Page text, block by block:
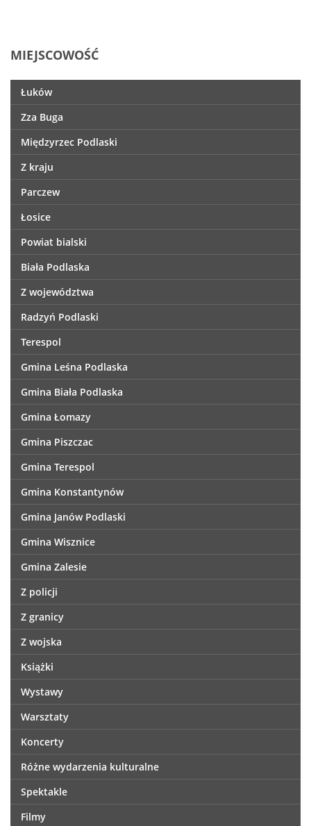
MIEJSCOWOŚĆ
Łuków
Zza Buga
Międzyrzec Podlaski
Z kraju
Parczew
Łosice
Powiat bialski
Biała Podlaska
Z województwa
Radzyń Podlaski
Terespol
Gmina Leśna Podlaska
Gmina Biała Podlaska
Gmina Łomazy
Gmina Piszczac
Gmina Terespol
Gmina Konstantynów
Gmina Janów Podlaski
Gmina Wisznice
Gmina Zalesie
Z policji
Z granicy
Z wojska
Książki
Wystawy
Warsztaty
Koncerty
Różne wydarzenia kulturalne
Spektakle
Filmy